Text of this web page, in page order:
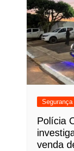
Segurança
Polícia
venda